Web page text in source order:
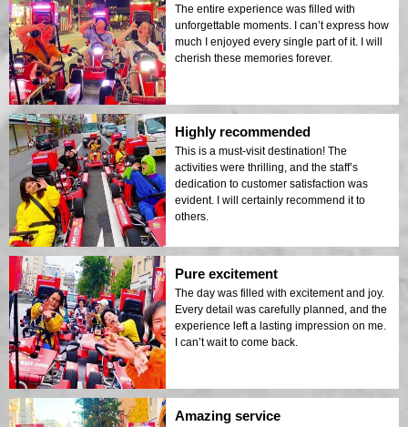
The entire experience was filled with
unforgettable moments. I can’t express how
much I enjoyed every single part of it. I will
cherish these memories forever.
Highly recommended
This is a must-visit destination! The
activities were thrilling, and the staff’s
dedication to customer satisfaction was
evident. I will certainly recommend it to
others.
Pure excitement
The day was filled with excitement and joy.
Every detail was carefully planned, and the
experience left a lasting impression on me.
I can’t wait to come back.
Amazing service